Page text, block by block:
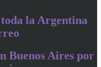
la Argentina
Buenos Aires por